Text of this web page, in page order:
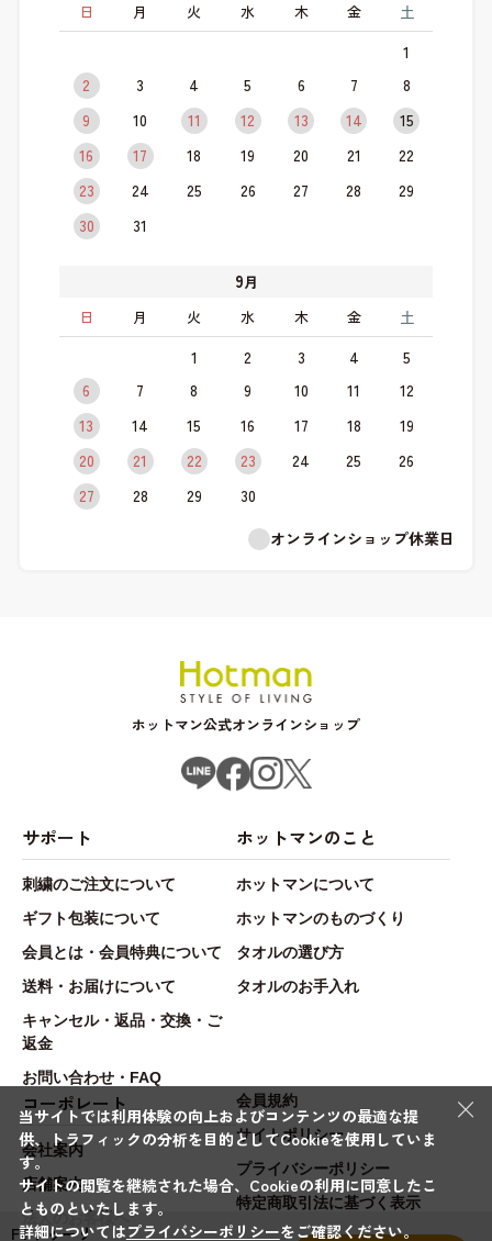
FTトゥーリ
日
月 火 水 木 金 土
1
2
3 4 5 6 7
8
9
10 11 12 13 14
15
16
17 18 19 20 21
22
23
24 25 26 27 28
29
30
31
9月
日
月 火 水 木 金 土
1 2 3 4
5
6
7 8 9 10 11
12
13
14 15 16 17 18
19
20
21 22 23 24 25
26
27
28 29
30
オンラインショップ休業日
ホットマン公式オンラインショップ
サポート
刺繍のご注文について
ギフト包装について
会員とは・会員特典について
送料・お届けについて
キャンセル・返品・交換・ご
返金
お問い合わせ・FAQ
ホットマンのこと
ホットマンについて
ホットマンのものづくり
タオルの選び方
タオルのお手入れ
コーポレート
会社案内
店舗案内
法人のお客様へ
会員規約
サイトポリシー
プライバシーポリシー
特定商取引法に基づく表示
×
当サイトでは利用体験の向上およびコンテンツの最適な提
供、トラフィックの分析を目的としてCookieを使用していま
す。
サイトの閲覧を継続された場合、Cookieの利用に同意したこ
とものといたします。
詳細についてはプライバシーポリシーをご確認ください。